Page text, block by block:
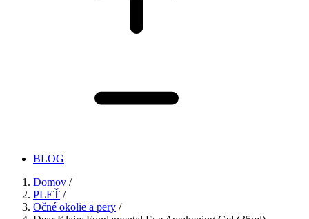
BLOG
Domov /
PLEŤ /
Očné okolie a pery /